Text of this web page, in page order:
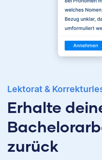
Lektorat &
Erhalte
zurück